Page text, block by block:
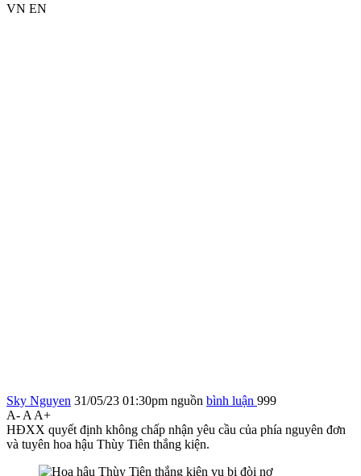
VN EN
Sky Nguyen 31/05/23 01:30pm nguồn bình luận 999
A- A A+
HĐXX quyết định không chấp nhận yêu cầu của phía nguyên đơn
và tuyên hoa hậu Thùy Tiên thắng kiện.